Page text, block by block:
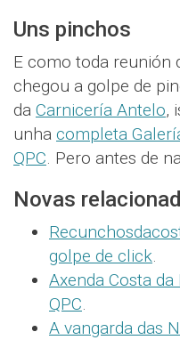
Uns pinchos
E como toda reunión
chegou a golpe de
da Carnicería Antelo,
unha completa
QPC. Pero antes de
Novas
golpe de click.
Axenda Costa
QPC.
A vangarda das